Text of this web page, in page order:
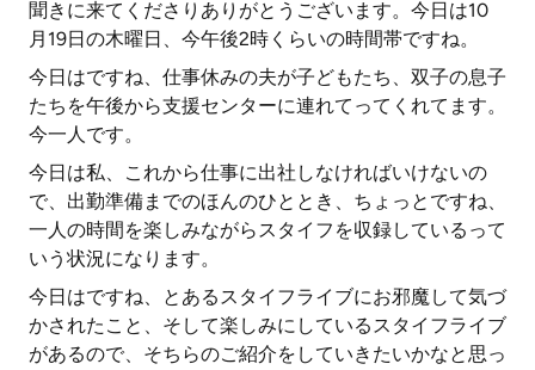
聞きに来てくださりありがとうございます。今日は10
月19日の木曜日、今午後2時くらいの時間帯ですね。
今日はですね、仕事休みの夫が子どもたち、双子の息子
たちを午後から支援センターに連れてってくれてます。
今一人です。
今日は私、これから仕事に出社しなければいけないの
で、出勤準備までのほんのひととき、ちょっとですね、
一人の時間を楽しみながらスタイフを収録しているって
いう状況になります。
今日はですね、とあるスタイフライブにお邪魔して気づ
かされたこと、そして楽しみにしているスタイフライブ
があるので、そちらのご紹介をしていきたいかなと思っ